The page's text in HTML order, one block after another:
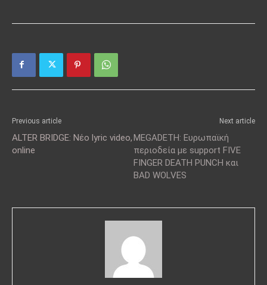
Previous article
ALTER BRIDGE: Νέο lyric video,
online
Next article
MEGADETH: Ευρωπαϊκή
περιοδεία με support FIVE
FINGER DEATH PUNCH και
BAD WOLVES